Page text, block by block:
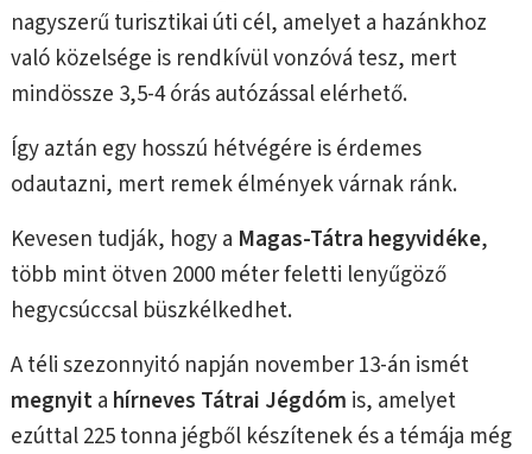
nagyszerű turisztikai úti cél, amelyet a hazánkhoz
való közelsége is rendkívül vonzóvá tesz, mert
mindössze 3,5-4 órás autózással elérhető.
Így aztán egy hosszú hétvégére is érdemes
odautazni, mert remek élmények várnak ránk.
Kevesen tudják, hogy a Magas-Tátra hegyvidéke,
több mint ötven 2000 méter feletti lenyűgöző
hegycsúccsal büszkélkedhet.
A téli szezonnyitó napján november 13-án ismét
megnyita hírneves Tátrai Jégdóm is, amelyet
ezúttal 225 tonna jégből készítenek és a témája még